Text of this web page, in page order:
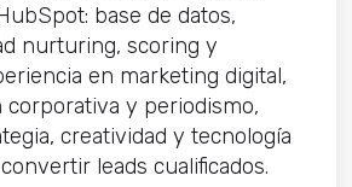
base de datos,
nurturing, scoring y
en marketing digital,
corporativa y periodismo,
creatividad y tecnología
leads cualificados.